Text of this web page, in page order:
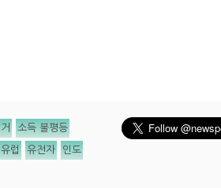
소득 불평등
유럽 유전자 인도